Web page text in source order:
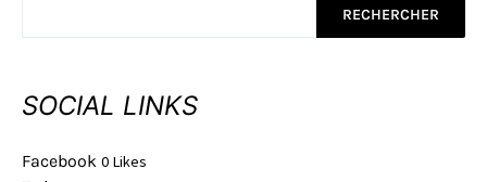
RECHERCHER
SOCIAL LINKS
Facebook 0 Likes